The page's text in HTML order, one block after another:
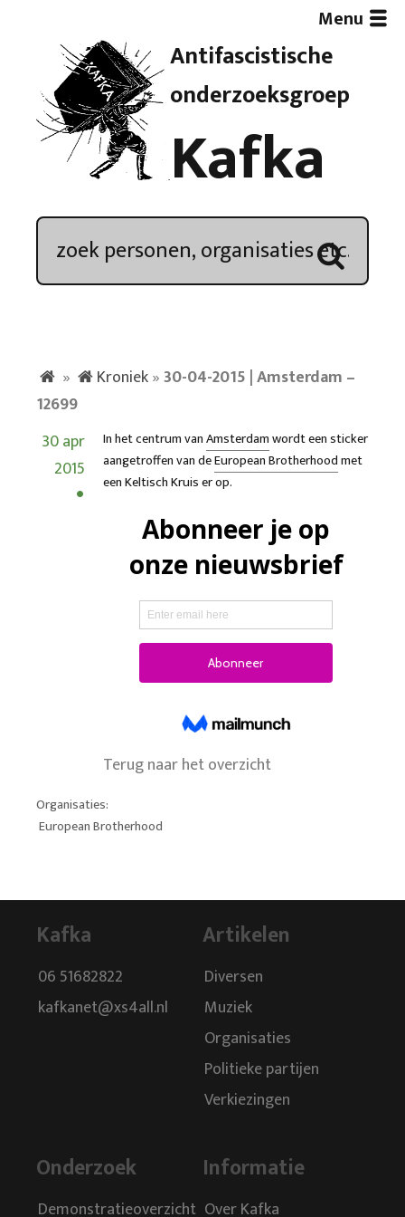
Antifascistische
onderzoeksgroep
Kafka
Menu
Artikelen
Demonstratieoverzicht
Kroniek
Nieuwsbrief
» Kroniek»30-04-2015 | Amsterdam –
12699
30 apr
2015
In het centrum vanAmsterdamwordt een sticker
aangetroffen van deEuropean Brotherhoodmet
een Keltisch Kruis er op.
Terug naar het overzicht
Organisaties:
European Brotherhood
Kafka
06 51682822
kafkanet@xs4all.nl
Artikelen
Diversen
Muziek
Organisaties
Politieke partijen
Verkiezingen
Onderzoek
Demonstratieoverzicht
Informatie
Over Kafka